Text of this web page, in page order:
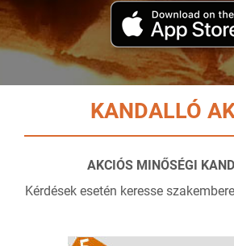
KANDALLÓ
AKCIÓS MINŐSÉGI
Kérdések esetén keresse